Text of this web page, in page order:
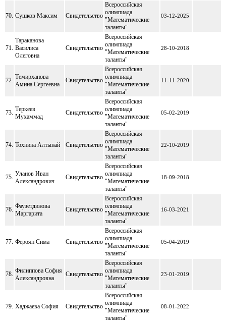
70. Сушков Максим Свидетельство
Всероссийская
олимпиада
"Математические
таланты"
03-12-2025
71.
Тараканова
Василиса
Олеговна
Свидетельство
Всероссийская
олимпиада
"Математические
таланты"
28-10-2018
72. Темирханова
Амина Сергеевна
Свидетельство
Всероссийская
олимпиада
"Математические
таланты"
11-11-2020
73. Теркеев
Мухаммад
Свидетельство
Всероссийская
олимпиада
"Математические
таланты"
05-02-2019
74. Тохнина Алтынай Свидетельство
Всероссийская
олимпиада
"Математические
таланты"
22-10-2019
75. Уланов Иван
Александрович
Свидетельство
Всероссийская
олимпиада
"Математические
таланты"
18-09-2018
76. Фаузетдинова
Маргарита
Свидетельство
Всероссийская
олимпиада
"Математические
таланты"
16-03-2021
77. Фероян Сима Свидетельство
Всероссийская
олимпиада
"Математические
таланты"
05-04-2019
78. Филиппова София
Александровна
Свидетельство
Всероссийская
олимпиада
"Математические
таланты"
23-01-2019
79. Хаджаева София Свидетельство
Всероссийская
олимпиада
"Математические
таланты"
08-01-2022